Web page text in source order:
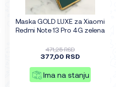
Maska GOLD LUXE za Xiaomi
Redmi Note 13 Pro 4G zelena
471,25 RSD
377,00 RSD
Ima na stanju